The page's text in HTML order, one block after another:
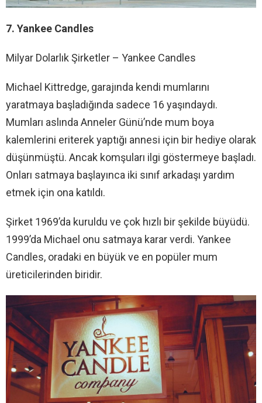
7. Yankee Candles
Milyar Dolarlık Şirketler – Yankee Candles
Michael Kittredge, garajında ​​kendi mumlarını
yaratmaya başladığında sadece 16 yaşındaydı.
Mumları aslında Anneler Günü’nde mum boya
kalemlerini eriterek yaptığı annesi için bir hediye olarak
düşünmüştü. Ancak komşuları ilgi göstermeye başladı.
Onları satmaya başlayınca iki sınıf arkadaşı yardım
etmek için ona katıldı.
Şirket 1969’da kuruldu ve çok hızlı bir şekilde büyüdü.
1999’da Michael onu satmaya karar verdi. Yankee
Candles, oradaki en büyük ve en popüler mum
üreticilerinden biridir.